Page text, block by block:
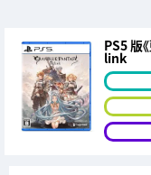
PS5 版
link